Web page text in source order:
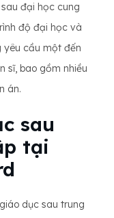
đại học cung
độ đại học và
yêu cầu một đến
sĩ, bao gồm nhiều
án.
sau
tại
dục sau trung